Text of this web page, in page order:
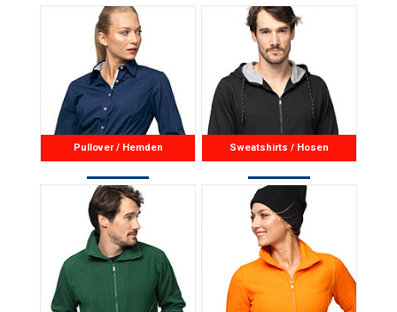
Pullover / Hemden Sweatshirts / Hosen